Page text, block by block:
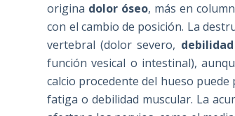
origina dolor óseo, más en
con el cambio de posición. La
vertebral (dolor severo,
función vesical o intestinal),
calcio procedente del hueso
fatiga o debilidad muscular. La